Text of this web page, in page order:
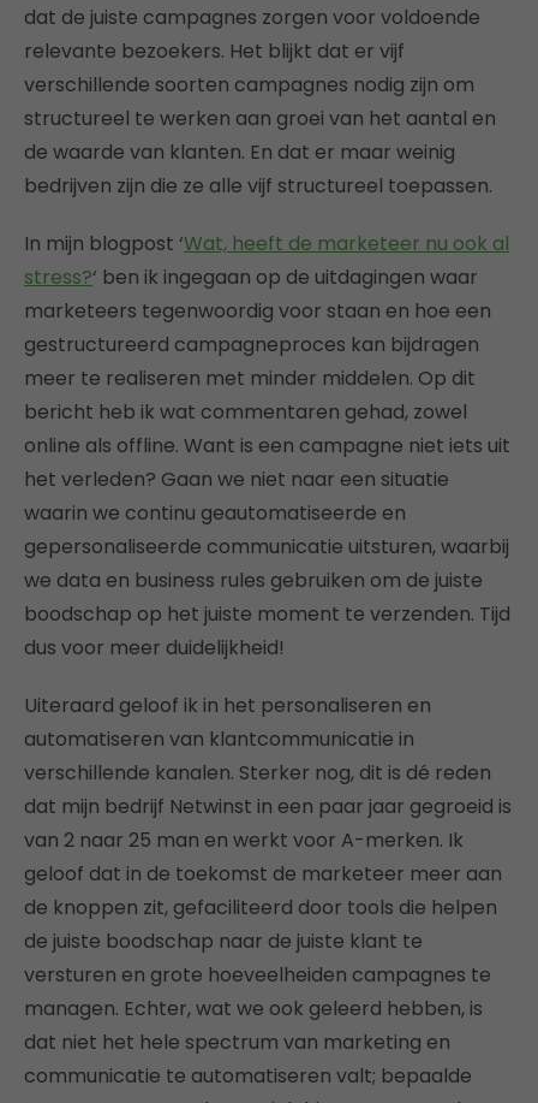
dat de juiste campagnes zorgen voor voldoende
relevante bezoekers. Het blijkt dat er vijf
verschillende soorten campagnes nodig zijn om
structureel te werken aan groei van het aantal en
de waarde van klanten. En dat er maar weinig
bedrijven zijn die ze alle vijf structureel toepassen.
In mijn blogpost ‘Wat, heeft de marketeer nu ook al
stress?‘ ben ik ingegaan op de uitdagingen waar
marketeers tegenwoordig voor staan en hoe een
gestructureerd campagneproces kan bijdragen
meer te realiseren met minder middelen. Op dit
bericht heb ik wat commentaren gehad, zowel
online als offline. Want is een campagne niet iets uit
het verleden? Gaan we niet naar een situatie
waarin we continu geautomatiseerde en
gepersonaliseerde communicatie uitsturen, waarbij
we data en business rules gebruiken om de juiste
boodschap op het juiste moment te verzenden. Tijd
dus voor meer duidelijkheid!
Uiteraard geloof ik in het personaliseren en
automatiseren van klantcommunicatie in
verschillende kanalen. Sterker nog, dit is dé reden
dat mijn bedrijf Netwinst in een paar jaar gegroeid is
van 2 naar 25 man en werkt voor A-merken. Ik
geloof dat in de toekomst de marketeer meer aan
de knoppen zit, gefaciliteerd door tools die helpen
de juiste boodschap naar de juiste klant te
versturen en grote hoeveelheiden campagnes te
managen. Echter, wat we ook geleerd hebben, is
dat niet het hele spectrum van marketing en
communicatie te automatiseren valt; bepaalde